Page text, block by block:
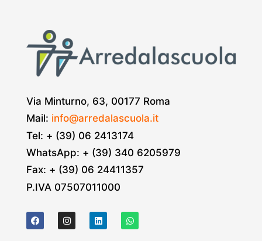
Via Minturno, 63, 00177 Roma
Mail: info@arredalascuola.it
Tel: + (39) 06 2413174
WhatsApp: + (39) 340 6205979
Fax: + (39) 06 24411357
P.IVA 07507011000